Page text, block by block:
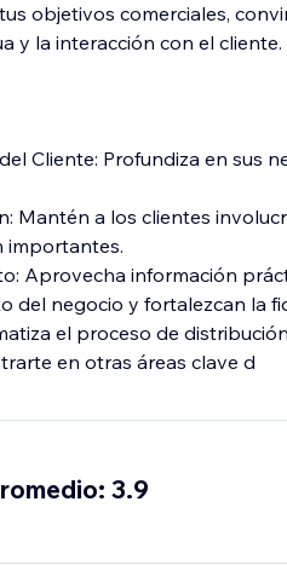
objetivos comerciales,
y la interacción con el cliente.
Cliente: Profundiza en sus
Mantén a los clientes
importantes.
Aprovecha información
del negocio y fortalezcan la
el proceso de
en otras áreas clave d
3.9